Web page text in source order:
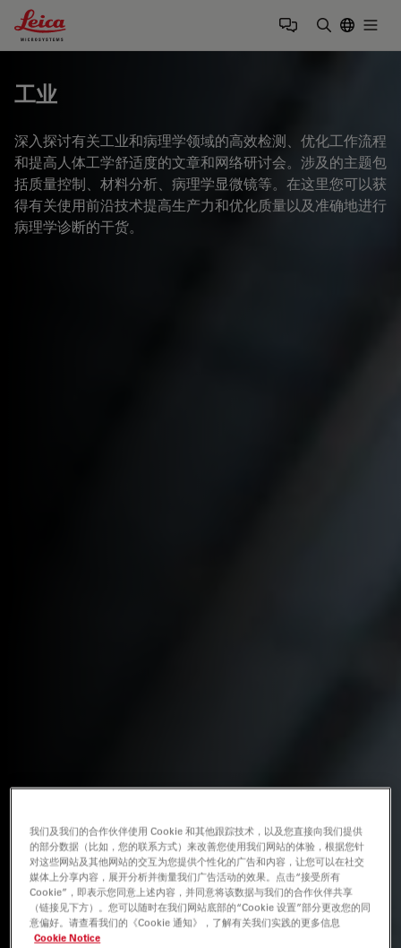
Leica Microsystems Logo
工业
深入探讨有关工业和病理学领域的高效检测、优化工作流程
和提高人体工学舒适度的文章和网络研讨会。涉及的主题包
括质量控制、材料分析、病理学显微镜等。在这里您可以获
得有关使用前沿技术提高生产力和优化质量以及准确地进行
病理学诊断的干货。
我们及我们的合作伙伴使用 Cookie 和其他跟踪技术，以及您直接向我们提供
的部分数据（比如，您的联系方式）来改善您使用我们网站的体验，根据您针
对这些网站及其他网站的交互为您提供个性化的广告和内容，让您可以在社交
媒体上分享内容，展开分析并衡量我们广告活动的效果。点击“接受所有
Cookie”，即表示您同意上述内容，并同意将该数据与我们的合作伙伴共享
（链接见下方）。您可以随时在我们网站底部的“Cookie 设置”部分更改您的同
意偏好。请查看我们的《Cookie 通知》，了解有关我们实践的更多信息
Cookie Notice